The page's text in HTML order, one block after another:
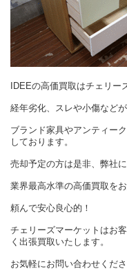
IDEEの高価買取はチェリー
経年劣化、スレや小傷など
ブランド家具やアンティー
しております。
売却予定の方は是非、弊社
業界最高水準の高価買取をお
頼んで安心良心的！
チェリーズマーケットはお
く出張買取いたします。
お気軽にお問い合わせくだ